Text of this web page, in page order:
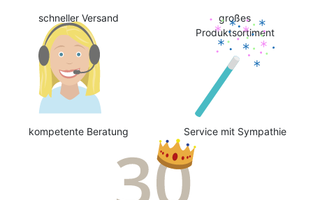
schneller Versand
großes
Produktsortiment
kompetente Beratung Service mit Sympathie